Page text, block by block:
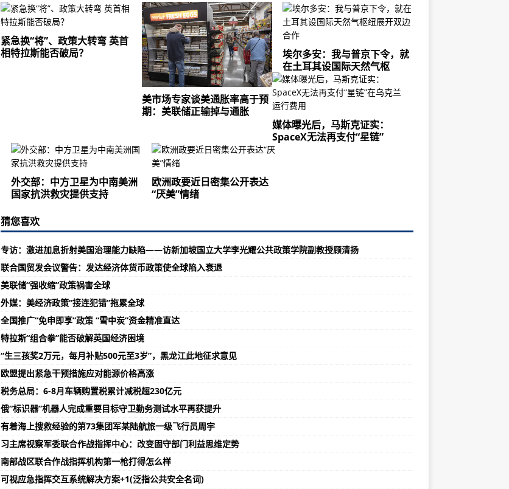
紧急换“将”、政策大转弯 英首
相特拉斯能否破局？
美市场专家谈美通胀率高于预
期：美联储正输掉与通胀
埃尔多安：我与普京下令，就
在土耳其设国际天然气枢
媒体曝光后，马斯克证实：
SpaceX无法再支付“星链”
外交部：中方卫星为中南美洲
国家抗洪救灾提供支持
欧洲政要近日密集公开表达
“厌美”情绪
猜您喜欢
专访：激进加息折射美国治理能力缺陷——访新加坡国立大学李光耀公共政策学院副教授顾清扬
联合国贸发会议警告：发达经济体货币政策使全球陷入衰退
美联储“强收缩”政策祸害全球
外媒：美经济政策“接连犯错”拖累全球
全国推广“免申即享”政策 “雪中炭”资金精准直达
特拉斯“组合拳”能否破解英国经济困境
“生三孩奖2万元，每月补贴500元至3岁”，黑龙江此地征求意见
欧盟提出紧急干预措施应对能源价格高涨
税务总局：6-8月车辆购置税累计减税超230亿元
俄“标识器”机器人完成重要目标守卫勤务测试水平再获提升
有着海上搜救经验的第73集团军某陆航旅一级飞行员周宇
习主席视察军委联合作战指挥中心：改变固守部门利益思维定势
南部战区联合作战指挥机构第一枪打得怎么样
可视应急指挥交互系统解决方案+1(泛指公共安全名词)